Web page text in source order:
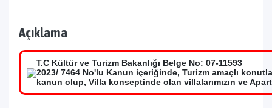
Açıklama
T.C Kültür ve Turizm Bakanlığı Belge No: 07-11593
2023/ 7464 No'lu Kanun içeriğinde, Turizm amaçlı
kanun olup, Villa konseptinde olan villalarımızın ve